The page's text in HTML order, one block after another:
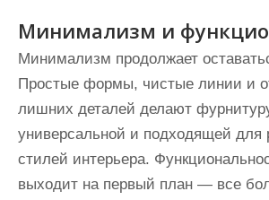
Минимализм и
Минимализм продолжает
Простые формы, чистые линии и
лишних деталей делают
универсальной и подходящей для
стилей интерьера.
выходит на первый план — все